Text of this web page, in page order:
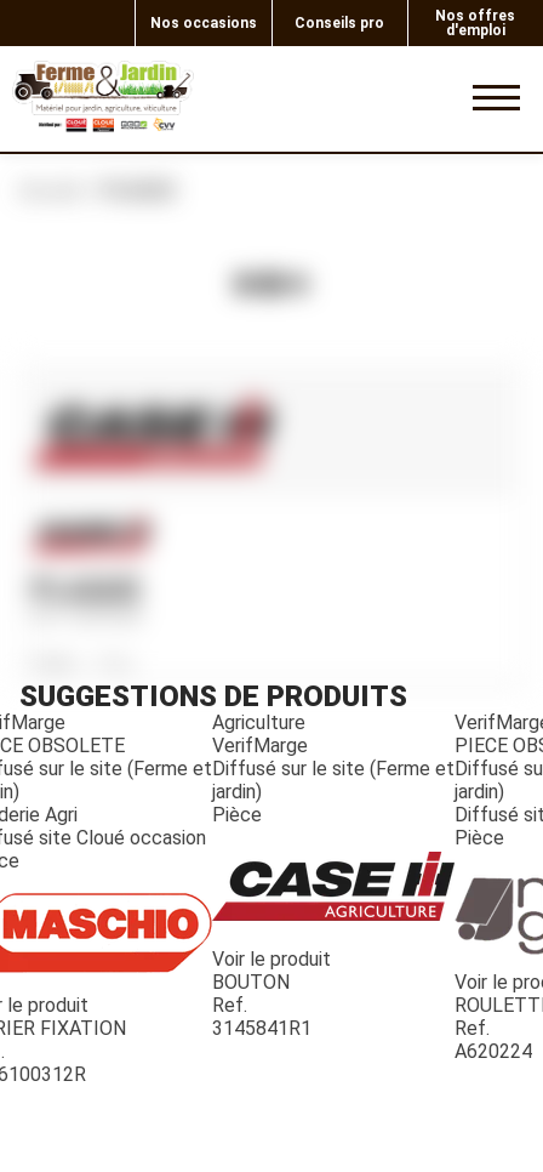
Nos occasions Conseils pro
Nos offres
d'emploi
JOUET
M29288
SUGGESTIONS DE PRODUITS
OBSOLETE
sur le site (Ferme et
Agri
site Cloué occasion
le produit
FIXATION
Agriculture
VerifMarge
Diffusé sur le site (Ferme et
jardin)
Pièce
Voir le produit
BOUTON
Ref.
3145841R1
PIECE
Diffusé
jardin)
Diffusé
Pièce
Voir le
Ref.
A620224